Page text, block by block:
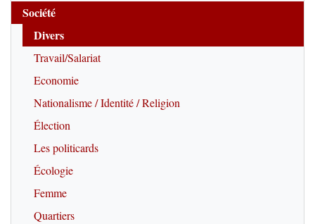
Société
Divers
Travail/Salariat
Economie
Nationalisme / Identité / Religion
Élection
Les politicards
Écologie
Femme
Quartiers